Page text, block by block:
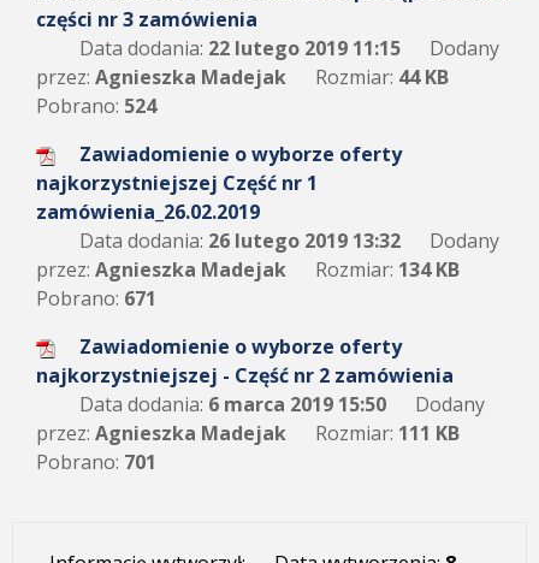
części nr 3 zamówienia
Data dodania: 22 lutego 2019 11:15
Dodany
przez: Agnieszka Madejak Rozmiar: 44 KB
Pobrano: 524
Zawiadomienie o wyborze oferty
najkorzystniejszej Część nr 1
zamówienia_26.02.2019
Data dodania: 26 lutego 2019 13:32
Dodany
przez: Agnieszka Madejak Rozmiar: 134 KB
Pobrano: 671
Zawiadomienie o wyborze oferty
najkorzystniejszej - Część nr 2 zamówienia
Data dodania: 6 marca 2019 15:50
Dodany
przez: Agnieszka Madejak Rozmiar: 111 KB
Pobrano: 701